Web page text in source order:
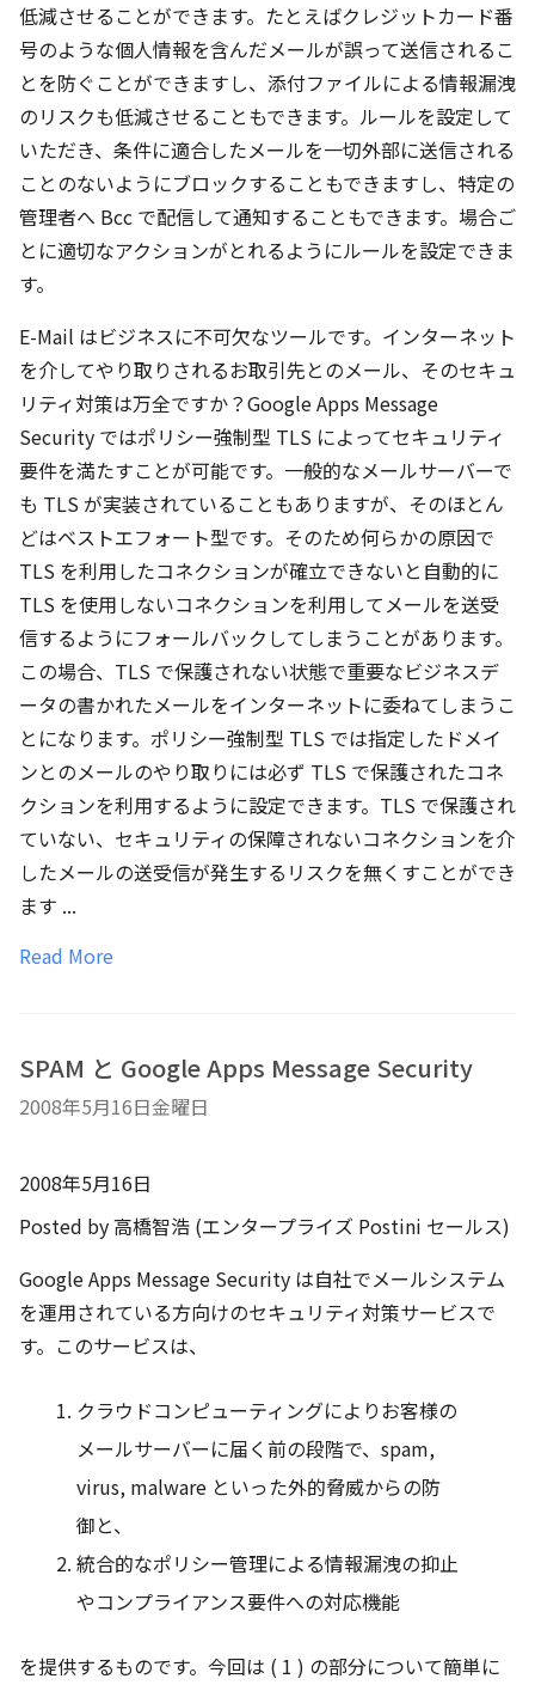
低減させることができます。たとえばクレジットカード番
号のような個人情報を含んだメールが誤って送信されるこ
とを防ぐことができますし、添付ファイルによる情報漏洩
のリスクも低減させることもできます。ルールを設定して
いただき、条件に適合したメールを一切外部に送信される
ことのないようにブロックすることもできますし、特定の
管理者へ Bcc で配信して通知することもできます。場合ご
とに適切なアクションがとれるようにルールを設定できま
す。
E-Mail はビジネスに不可欠なツールです。インターネット
を介してやり取りされるお取引先とのメール、そのセキュ
リティ対策は万全ですか？Google Apps Message
Security ではポリシー強制型 TLS によってセキュリティ
要件を満たすことが可能です。一般的なメールサーバーで
も TLS が実装されていることもありますが、そのほとん
どはベストエフォート型です。そのため何らかの原因で
TLS を利用したコネクションが確立できないと自動的に
TLS を使用しないコネクションを利用してメールを送受
信するようにフォールバックしてしまうことがあります。
この場合、TLS で保護されない状態で重要なビジネスデ
ータの書かれたメールをインターネットに委ねてしまうこ
とになります。ポリシー強制型 TLS では指定したドメイ
ンとのメールのやり取りには必ず TLS で保護されたコネ
クションを利用するように設定できます。TLS で保護され
ていない、セキュリティの保障されないコネクションを介
したメールの送受信が発生するリスクを無くすことができ
ます ...
Read More
SPAM と Google Apps Message Security
2008年5月16日金曜日
2008年5月16日
Posted by 高橋智浩 (エンタープライズ Postini セールス)
Google Apps Message Security は自社でメールシステム
を運用されている方向けのセキュリティ対策サービスで
す。このサービスは、
クラウドコンピューティングによりお客様の
メールサーバーに届く前の段階で、spam,
virus, malware といった外的脅威からの防
御と、
統合的なポリシー管理による情報漏洩の抑止
やコンプライアンス要件への対応機能
を提供するものです。今回は ( 1 ) の部分について簡単に